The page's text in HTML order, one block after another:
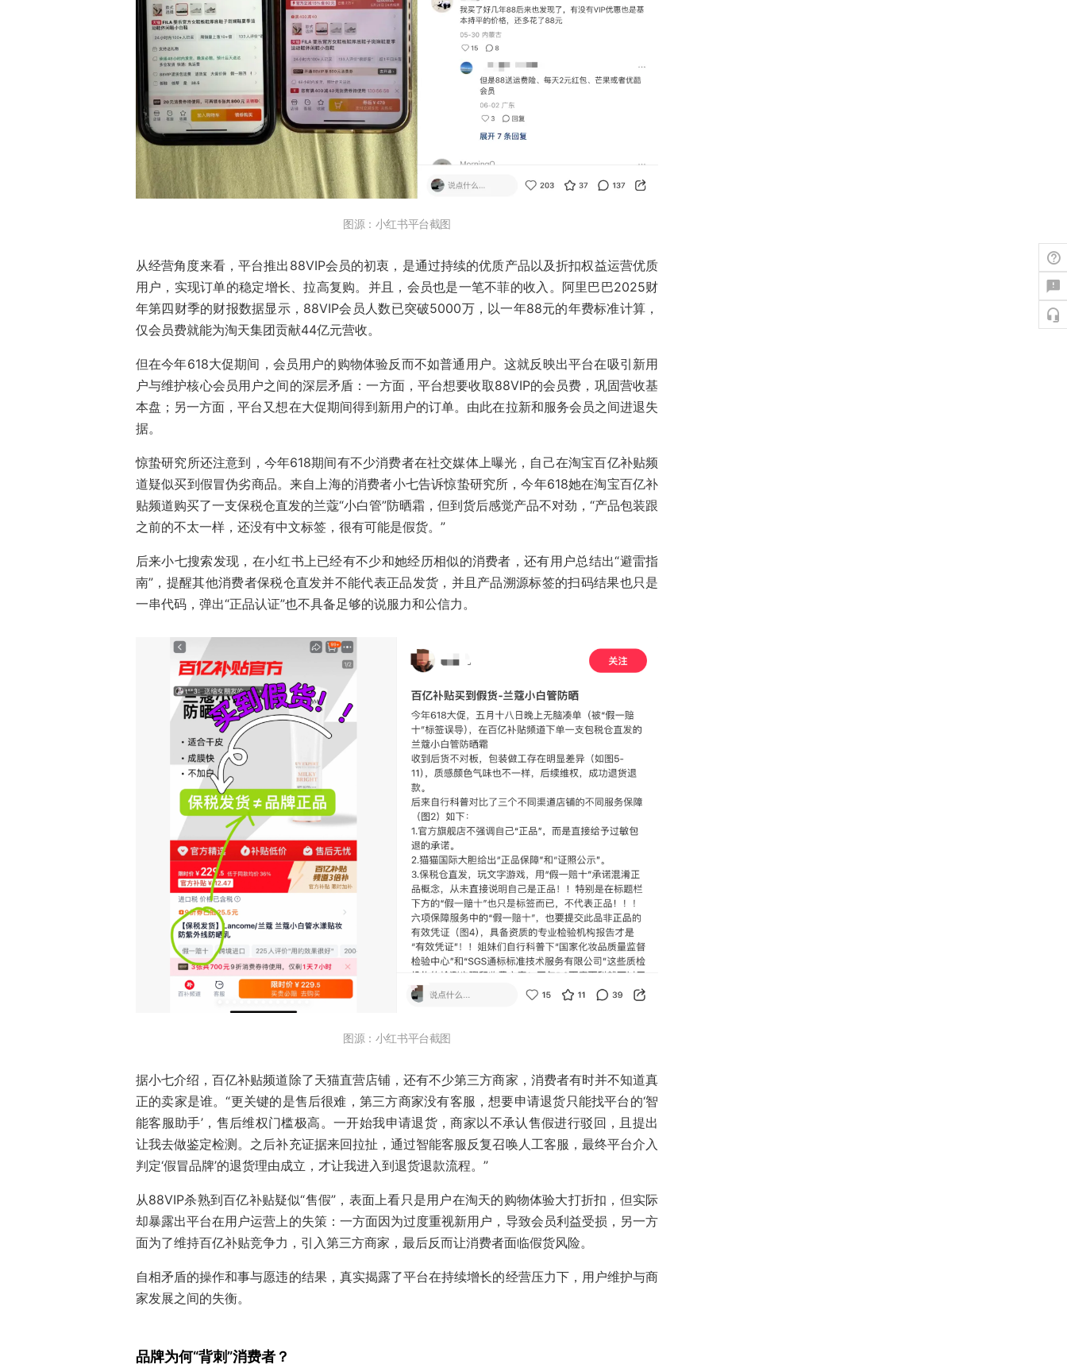
图源：小红书平台截图
从经营角度来看，平台推出88VIP会员的初衷，是通过持续的优质产品以及折扣权益运营优质
用户，实现订单的稳定增长、拉高复购。并且，会员也是一笔不菲的收入。阿里巴巴2025财
年第四财季的财报数据显示，88VIP会员人数已突破5000万，以一年88元的年费标准计算，
仅会员费就能为淘天集团贡献44亿元营收。
但在今年618大促期间，会员用户的购物体验反而不如普通用户。这就反映出平台在吸引新用
户与维护核心会员用户之间的深层矛盾：一方面，平台想要收取88VIP的会员费，巩固营收基
本盘；另一方面，平台又想在大促期间得到新用户的订单。由此在拉新和服务会员之间进退失
据。
惊蛰研究所还注意到，今年618期间有不少消费者在社交媒体上曝光，自己在淘宝百亿补贴频
道疑似买到假冒伪劣商品。来自上海的消费者小七告诉惊蛰研究所，今年618她在淘宝百亿补
贴频道购买了一支保税仓直发的兰蔻“小白管”防晒霜，但到货后感觉产品不对劲，“产品包装跟
之前的不太一样，还没有中文标签，很有可能是假货。”
后来小七搜索发现，在小红书上已经有不少和她经历相似的消费者，还有用户总结出“避雷指
南”，提醒其他消费者保税仓直发并不能代表正品发货，并且产品溯源标签的扫码结果也只是
一串代码，弹出“正品认证”也不具备足够的说服力和公信力。
图源：小红书平台截图
据小七介绍，百亿补贴频道除了天猫直营店铺，还有不少第三方商家，消费者有时并不知道真
正的卖家是谁。“更关键的是售后很难，第三方商家没有客服，想要申请退货只能找平台的‘智
能客服助手’，售后维权门槛极高。一开始我申请退货，商家以不承认售假进行驳回，且提出
让我去做鉴定检测。之后补充证据来回拉扯，通过智能客服反复召唤人工客服，最终平台介入
判定‘假冒品牌’的退货理由成立，才让我进入到退货退款流程。”
从88VIP杀熟到百亿补贴疑似“售假”，表面上看只是用户在淘天的购物体验大打折扣，但实际
却暴露出平台在用户运营上的失策：一方面因为过度重视新用户，导致会员利益受损，另一方
面为了维持百亿补贴竞争力，引入第三方商家，最后反而让消费者面临假货风险。
自相矛盾的操作和事与愿违的结果，真实揭露了平台在持续增长的经营压力下，用户维护与商
家发展之间的失衡。
品牌为何“背刺”消费者？